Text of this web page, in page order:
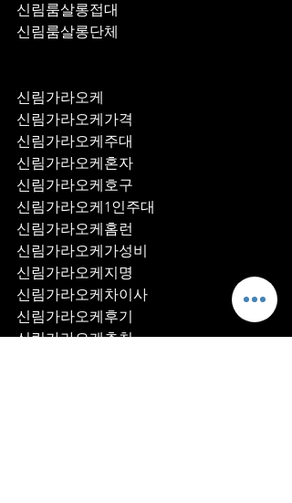
신림룸살롱접대
신림룸살롱단체
신림가라오케
신림가라오케가격
신림가라오케주대
신림가라오케혼자
신림가라오케호구
신림가라오케1인주대
신림가라오케홈런
신림가라오케가성비
신림가라오케지명
신림가라오케차이사
신림가라오케후기
신림가라오케추천